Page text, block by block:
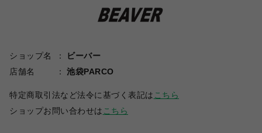
ショップ名
ビーバー
店舗名
池袋PARCO
特定商取引法など法令に基づく表記は こちら
ショップお問い合わせは こちら